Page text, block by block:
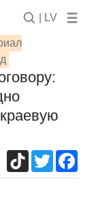
| LV
TikTokTwitter